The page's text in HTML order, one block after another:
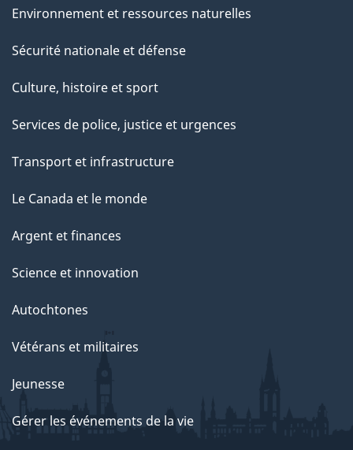
Environnement et ressources naturelles
Sécurité nationale et défense
Culture, histoire et sport
Services de police, justice et urgences
Transport et infrastructure
Le Canada et le monde
Argent et finances
Science et innovation
Autochtones
Vétérans et militaires
Jeunesse
Gérer les événements de la vie